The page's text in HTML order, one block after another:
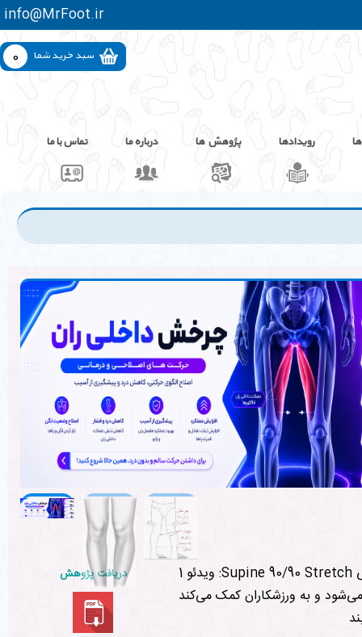
info@MrFoot.ir
0
سبد خرید شما
رویدادها پژوهش ها درباره ما تماس با ما
ویدئو 1 :Supine 90/90 Stretch یک حرکت کششی اصلاحی است که به طور خاص برای بهبود انعطاف‌پذیری عضلات داخلی
و به ورزشکاران کمک می‌کند
دریافت پژوهش